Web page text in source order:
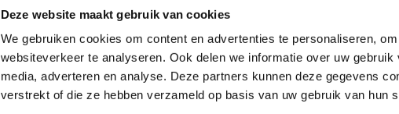
Deze website maakt gebruik van cookies
We gebruiken cookies om content en advertenties te personaliseren,
websiteverkeer te analyseren. Ook delen we informatie over uw
media, adverteren en analyse. Deze partners kunnen deze gegevens
verstrekt of die ze hebben verzameld op basis van uw gebruik van hun
samen met alle partners op zoek gegaan naar ruimte om het circuit te
foto invoegen van